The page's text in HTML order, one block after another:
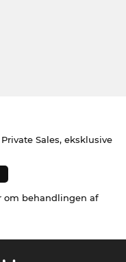
Sales, eksklusive
om behandlingen af